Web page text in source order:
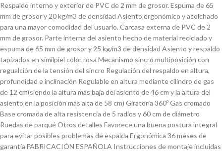
Respaldo interno y exterior de PVC de 2 mm de grosor. Espuma de 65
mm de grosor y 20 kg/m3 de densidad Asiento ergonómico y acolchado
para una mayor comodidad del usuario. Carcasa externa de PVC de 2
mm de grosor. Parte interna del asiento hecho de material reciclado y
espuma de 65 mm de grosor y 25 kg/m3 de densidad Asiento y respaldo
tapizados en similpiel color rosa Mecanismo sincro multiposición con
regualción de la tensión del sincro Regulación del respaldo en altura,
profundidad e inclinación Regulable en altura mediante cilindro de gas
de 12 cm(siendo la altura más baja del asiento de 46 cm y la altura del
asiento en la posición más alta de 58 cm) Giratoria 360º Gas cromado
Base cromada de alta resistencia de 5 radios y 60 cm de diámetro
Ruedas de parqué Otros detalles Favorece una buena postura integral
para evitar posibles problemas de espalda Ergonómica 36 meses de
garantía FABRICACIÓN ESPAÑOLA Instrucciones de montaje incluidas